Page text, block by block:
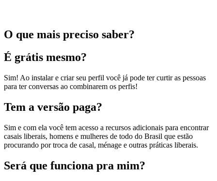
O que mais preciso saber?
É grátis mesmo?
Sim! Ao instalar e criar seu perfil você já pode ter curtir as pessoas
para ter conversas ao combinarem os perfis!
Tem a versão paga?
Sim e com ela você tem acesso a recursos adicionais para encontrar
casais liberais, homens e mulheres de todo do Brasil que estão
procurando por troca de casal, ménage e outras práticas liberais.
Será que funciona pra mim?